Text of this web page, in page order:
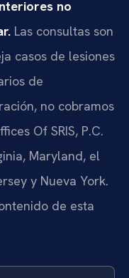
no
Las consultas son
casos de lesiones
de
no cobramos
Of SRIS, P.C.
Maryland, el
y Nueva York.
de esta